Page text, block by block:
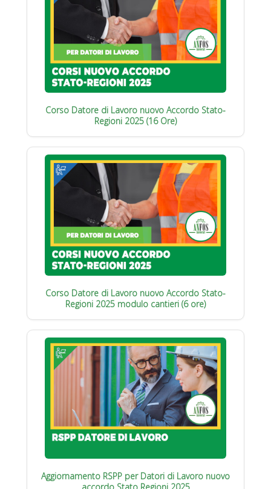
Corso Datore di Lavoro nuovo Accordo Stato-
Regioni 2025 (16 Ore)
Corso Datore di Lavoro nuovo Accordo Stato-
Regioni 2025 modulo cantieri (6 ore)
Aggiornamento RSPP per Datori di Lavoro nuovo